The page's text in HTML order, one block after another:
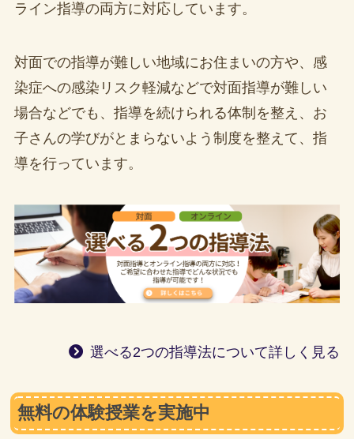
ライン指導の両方に対応しています。
対面での指導が難しい地域にお住まいの方や、感
染症への感染リスク軽減などで対面指導が難しい
場合などでも、指導を続けられる体制を整え、お
子さんの学びがとまらないよう制度を整えて、指
導を行っています。
選べる2つの指導法について詳しく見る
無料の体験授業を実施中